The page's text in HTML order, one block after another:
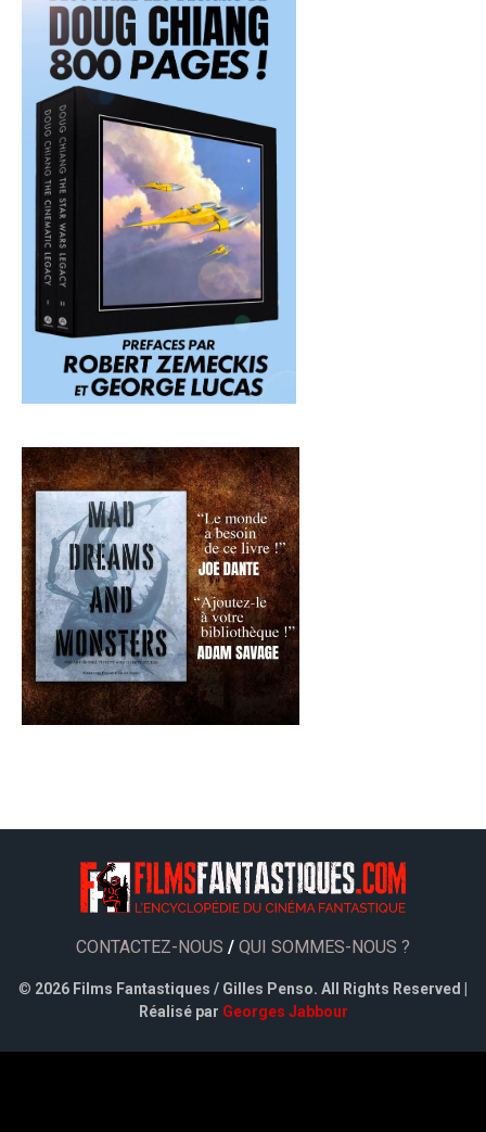
CONTACTEZ-NOUS / QUI SOMMES-NOUS ?
© 2026 Films Fantastiques / Gilles Penso. All Rights Reserved |
Réalisé par Georges Jabbour